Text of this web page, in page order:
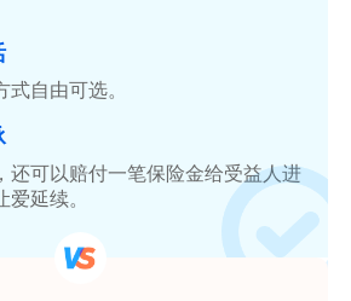
自由可选。
还可以赔付一笔保险金给受益人进
延续。